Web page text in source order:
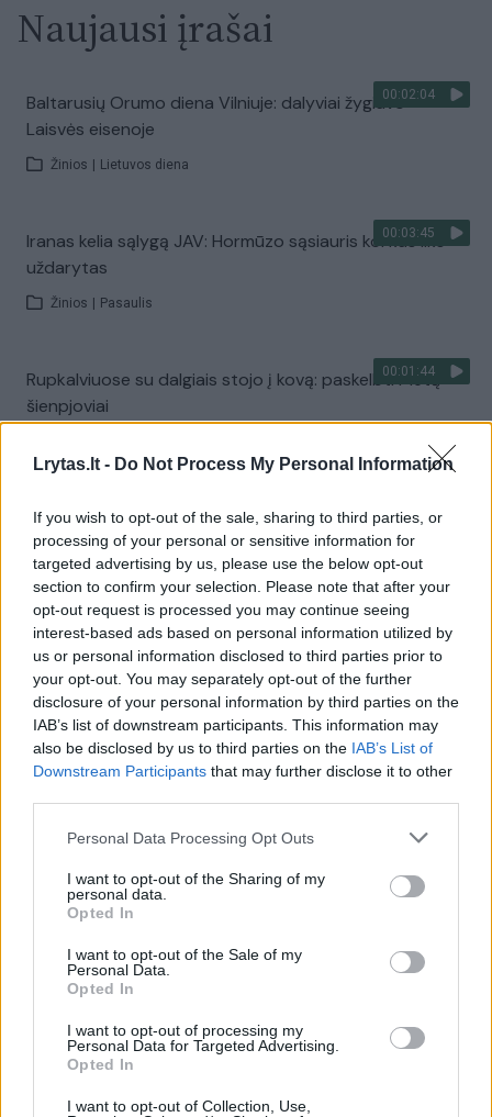
Lrytas.lt - Do Not Process My Personal Information
If you wish to opt-out of the sale, sharing to third parties, or
processing of your personal or sensitive information for
targeted advertising by us, please use the below opt-out
section to confirm your selection. Please note that after your
opt-out request is processed you may continue seeing
interest-based ads based on personal information utilized by
us or personal information disclosed to third parties prior to
your opt-out. You may separately opt-out of the further
disclosure of your personal information by third parties on the
IAB’s list of downstream participants. This information may
also be disclosed by us to third parties on the IAB’s List of
Downstream Participants that may further disclose it to other
Personal Data Processing Opt Outs
I want to opt-out of the Sharing of my
personal data.
Opted In
I want to opt-out of the Sale of my
Personal Data.
Opted In
I want to opt-out of processing my
Personal Data for Targeted Advertising.
Opted In
I want to opt-out of Collection, Use,
Naujausi įrašai
00:02:04
Baltarusių Orumo diena Vilniuje: dalyviai žygiavo
Laisvės eisenoje
Žinios Lietuvos diena
00:03:45
Iranas kelia sąlygą JAV: Hormūzo sąsiauris kol kas liks
uždarytas
Žinios Pasaulis
00:01:44
Rupkalviuose su dalgiais stojo į kovą: paskelbti Metų
šienpjoviai
00:02:40
Danija stiprina gynybą: kariams teks tarnauti ilgiau
Pasaulis
Visi įrašai
Žiūrimiausi įrašai
00:00:30
Vaizdai iš tragiškos avarijos Vilniaus r.: dviejų moterų ir
vaiko gyvybių išgelbėti nepavyko
Žinios Lietuvos diena
Savaitės vidurys nusimato karštas: temperatūra kils iki
32 laipsnių šilumos